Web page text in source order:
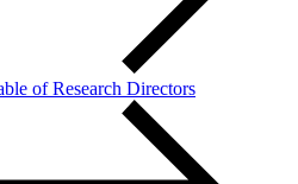
of Research Directors